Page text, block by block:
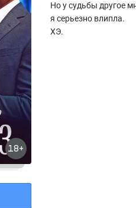
18+
Но у судьбы другое
я серьезно влипла.
ХЭ.